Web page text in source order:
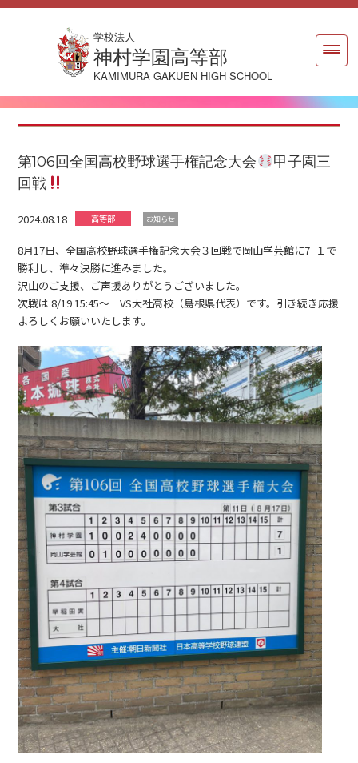
学校法人
神村学園高等部
KAMIMURA GAKUEN HIGH SCHOOL
第106回全国高校野球選手権記念大会
甲子園三
回戦
2024.08.18 高等部 お知らせ
8月17日、全国高校野球選手権記念大会３回戦で岡山学芸館に7−１で
勝利し、準々決勝に進みました。
沢山のご支援、ご声援ありがとうございました。
次戦は 8/19 15:45〜 VS大社高校（島根県代表）です。引き続き応援
よろしくお願いいたします。